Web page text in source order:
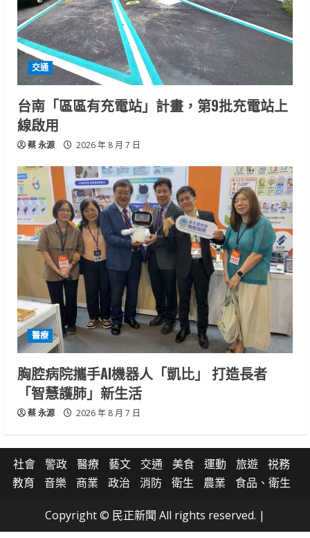
交通
台南「區區有充電站」計畫，第9批充電站上
線啟用
蔡 永源 2026 年 8 月 7 日
醫療
胸腔病院攜手AI機器人「凱比」 打造長者
「智慧護肺」新生活
蔡 永源 2026 年 8 月 7 日
社會 警政 醫療 藝文 交通 美食 運動 旅遊
祱務
教育
音樂 商業 政治 消防 衛生 農業 食品、衛生
Copyright © 民正新聞 All rights reserved. |